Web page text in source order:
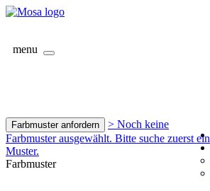
menu
Farbmuster anfordern
> Noch keine
Farbmuster ausgewählt. Bitte suche zuerst ein
Muster.
Farbmuster